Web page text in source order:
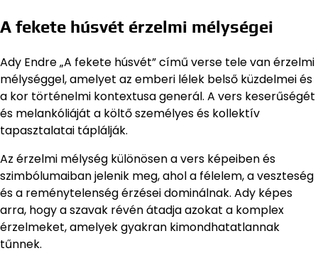
A fekete húsvét érzelmi mélységei
Ady Endre „A fekete húsvét” című verse tele van érzelmi
mélységgel, amelyet az emberi lélek belső küzdelmei és
a kor történelmi kontextusa generál. A vers keserűségét
és melankóliáját a költő személyes és kollektív
tapasztalatai táplálják.
Az érzelmi mélység különösen a vers képeiben és
szimbólumaiban jelenik meg, ahol a félelem, a veszteség
és a reménytelenség érzései dominálnak. Ady képes
arra, hogy a szavak révén átadja azokat a komplex
érzelmeket, amelyek gyakran kimondhatatlannak
tűnnek.